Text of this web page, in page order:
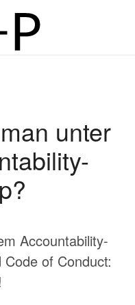
unter
Accountability-
of Conduct: